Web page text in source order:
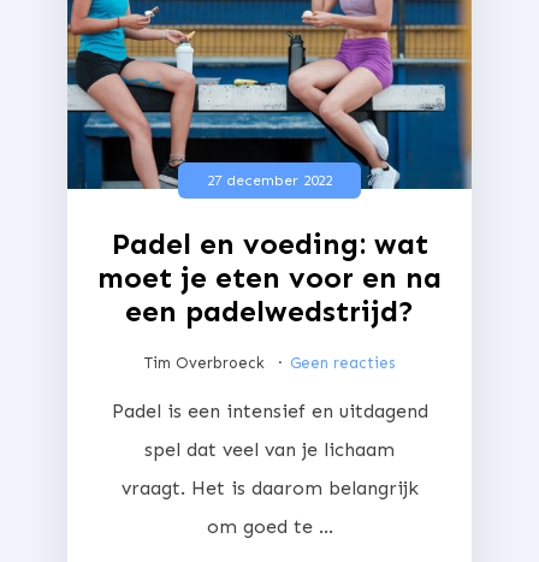
27 december 2022
Padel en voeding: wat
moet je eten voor en na
een padelwedstrijd?
Tim Overbroeck Geen reacties
Padel is een intensief en uitdagend
spel dat veel van je lichaam
vraagt. Het is daarom belangrijk
om goed te ...